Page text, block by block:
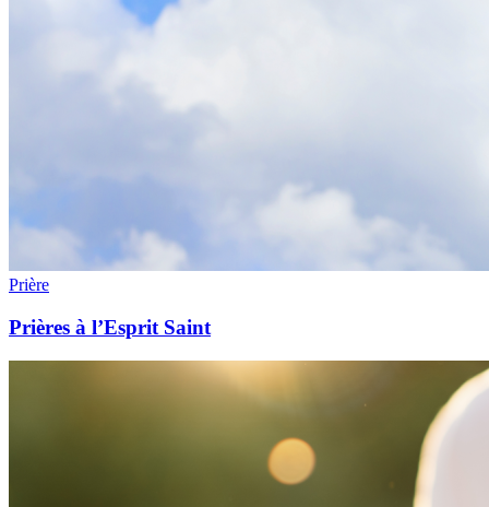
Prière
Prières à l’Esprit Saint